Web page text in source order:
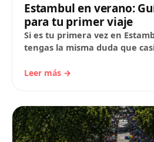
Estambul en verano:
para tu primer viaje
Si es tu primera vez en
tengas la misma duda que
Leer más →